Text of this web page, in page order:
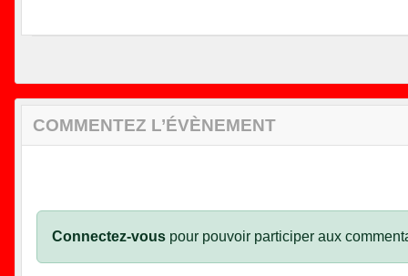
COMMENTEZ L’ÉVÈNEMENT
Connectez-vous pour pouvoir participer aux